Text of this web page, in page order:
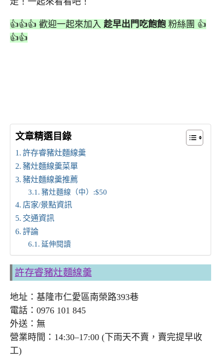
👍👍👍 歡迎一起來加入 趁早出門吃飽飽 粉絲團 👍
👍👍
文章精選目錄
許存睿豬灶麵線羹
豬灶麵線羹菜單
豬灶麵線羹推薦
豬灶麵線（中）:$50
店家/景點資訊
交通資訊
評論
延伸閱讀
許存睿豬灶麵線羹
地址：基隆市仁愛區南榮路393巷
電話：0976 101 845
外送：無
營業時間：14:30–17:00 (下雨天不賣，賣完提早收
工)